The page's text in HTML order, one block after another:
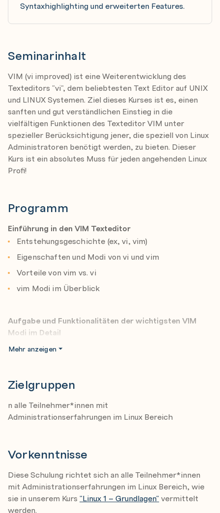
Syntaxhighlighting und erweiterten Features.
Seminarinhalt
VIM (vi improved) ist eine Weiterentwicklung des
Texteditors "vi", dem beliebtesten Text Editor auf UNIX
und LINUX Systemen. Ziel dieses Kurses ist es, einen
sanften und gut verständlichen Einstieg in die
vielfältigen Funktionen des Texteditor VIM unter
spezieller Berücksichtigung jener, die speziell von Linux
Administratoren benötigt werden, zu bieten. Dieser
Kurs ist ein absolutes Muss für jeden angehenden Linux
Profi!
Programm
Einführung in den VIM Texteditor
Entstehungsgeschichte (ex, vi, vim)
Eigenschaften und Modi von vi und vim
Vorteile von vim vs. vi
vim Modi im Überblick
Aufgabe und Funktionalitäten der wichtigsten VIM
Modi im Detail
Normaler Modus (normal mode)
Visueller Modus (visual mode)
Auswahlmodus (select mode)
VIM Hilfesystem
Aufbau des Hilfe Systems
Navigieren in der Hilfe
Mehr anzeigen
Zielgruppen
n alle Teilnehmer*innen mit
Administrationserfahrungen im Linux Bereich
Vorkenntnisse
Diese Schulung richtet sich an alle Teilnehmer*innen
mit Administrationserfahrungen im Linux Bereich, wie
sie in unserem Kurs "Linux 1 – Grundlagen" vermittelt
werden.